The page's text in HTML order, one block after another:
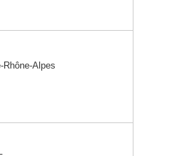
Rhône-Alpes